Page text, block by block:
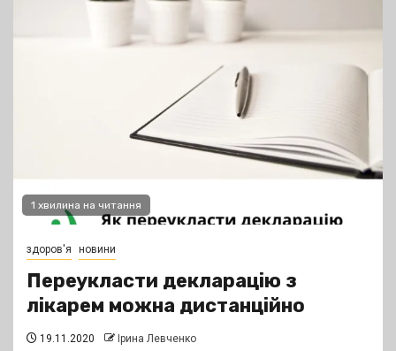
1 хвилина на читання
здоров'я новини
Переукласти декларацію з
лікарем можна дистанційно
19.11.2020 Ірина Левченко